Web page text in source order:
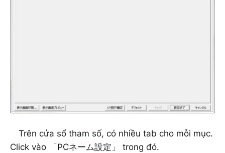
Trên cửa sổ tham số, có nhiều tab cho mỗi mục.
Click vào 「PCネーム設定」 trong đó.